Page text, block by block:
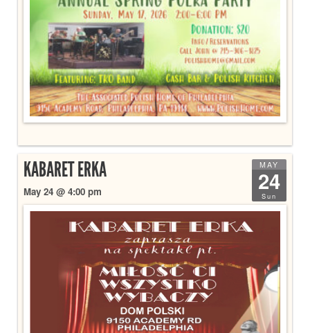
MAY
24
Sun
KABARET ERKA
May 24 @ 4:00 pm